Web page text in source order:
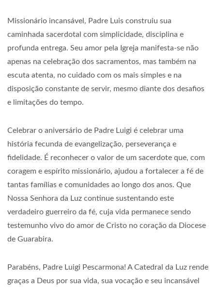
Missionário incansável, Padre Luis construiu sua
caminhada sacerdotal com simplicidade, disciplina e
profunda entrega. Seu amor pela Igreja manifesta-se não
apenas na celebração dos sacramentos, mas também na
escuta atenta, no cuidado com os mais simples e na
disposição constante de servir, mesmo diante dos desafios
e limitações do tempo.
Celebrar o aniversário de Padre Luigi é celebrar uma
história fecunda de evangelização, perseverança e
fidelidade. É reconhecer o valor de um sacerdote que, com
coragem e espírito missionário, ajudou a fortalecer a fé de
tantas famílias e comunidades ao longo dos anos. Que
Nossa Senhora da Luz continue sustentando este
verdadeiro guerreiro da fé, cuja vida permanece sendo
testemunho vivo do amor de Cristo no coração da Diocese
de Guarabira.
Parabéns, Padre Luigi Pescarmona! A Catedral da Luz rende
graças a Deus por sua vida, sua vocação e seu incansável